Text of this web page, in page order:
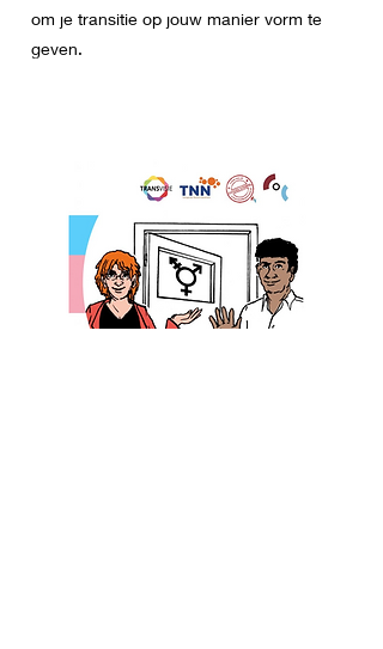
om je transitie op jouw manier vorm te
geven.